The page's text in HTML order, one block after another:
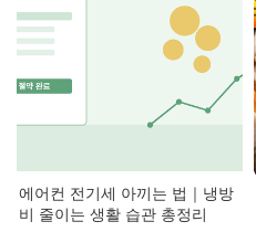
에어컨 전기세 아끼는 법｜냉방
비 줄이는 생활 습관 총정리